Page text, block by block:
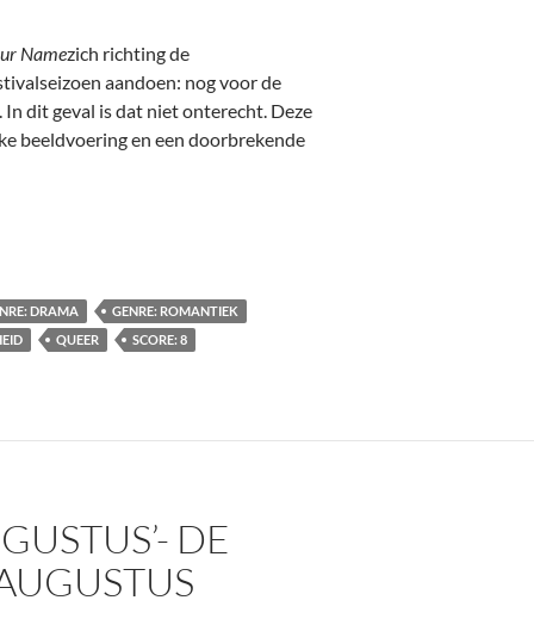
Namezich richting de
aandoen: nog voor de
dit geval is dat niet onterecht. Deze
beeldvoering en een doorbrekende
DRAMA
GENRE: ROMANTIEK
QUEER
SCORE: 8
DE